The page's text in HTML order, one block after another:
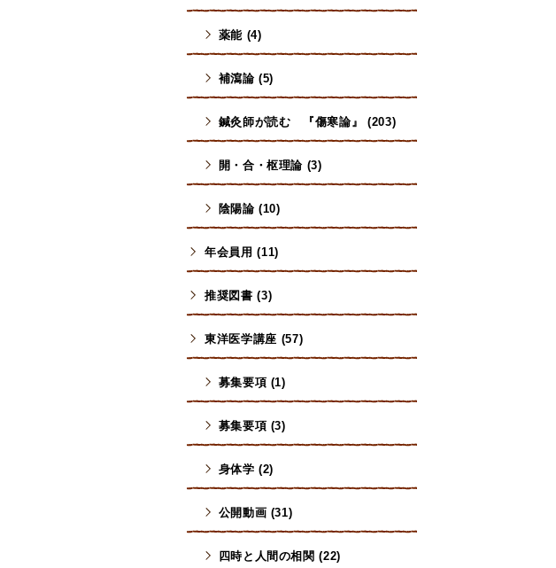
薬能 (4)
補瀉論 (5)
鍼灸師が読む 『傷寒論』 (203)
開・合・枢理論 (3)
陰陽論 (10)
年会員用 (11)
推奨図書 (3)
東洋医学講座 (57)
募集要項 (1)
募集要項 (3)
身体学 (2)
公開動画 (31)
四時と人間の相関 (22)